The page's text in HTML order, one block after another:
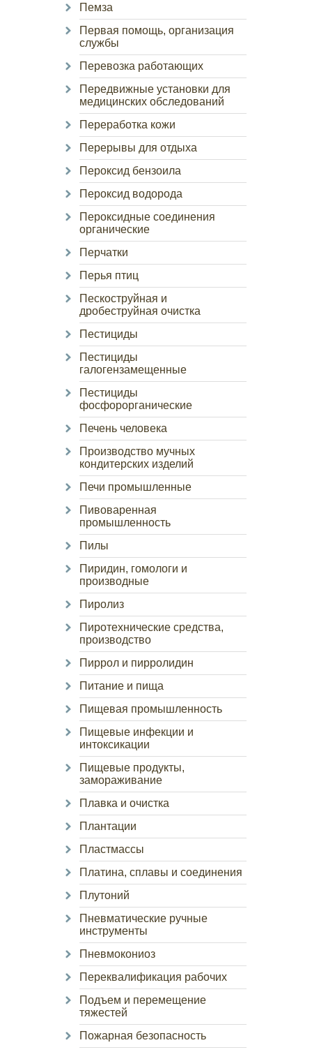
Пемза
Первая помощь, организация
службы
Перевозка работающих
Передвижные установки для
медицинских обследований
Переработка кожи
Перерывы для отдыха
Пероксид бензоила
Пероксид водорода
Пероксидные соединения
органические
Перчатки
Перья птиц
Пескоструйная и
дробеструйная очистка
Пестициды
Пестициды
галогензамещенные
Пестициды
фосфорорганические
Печень человека
Производство мучных
кондитерских изделий
Печи промышленные
Пивоваренная
промышленность
Пилы
Пиридин, гомологи и
производные
Пиролиз
Пиротехнические средства,
производство
Пиррол и пирролидин
Питание и пища
Пищевая промышленность
Пищевые инфекции и
интоксикации
Пищевые продукты,
замораживание
Плавка и очистка
Плантации
Пластмассы
Платина, сплавы и соединения
Плутоний
Пневматические ручные
инструменты
Пневмокониоз
Переквалификация рабочих
Подъем и перемещение
тяжестей
Пожарная безопасность